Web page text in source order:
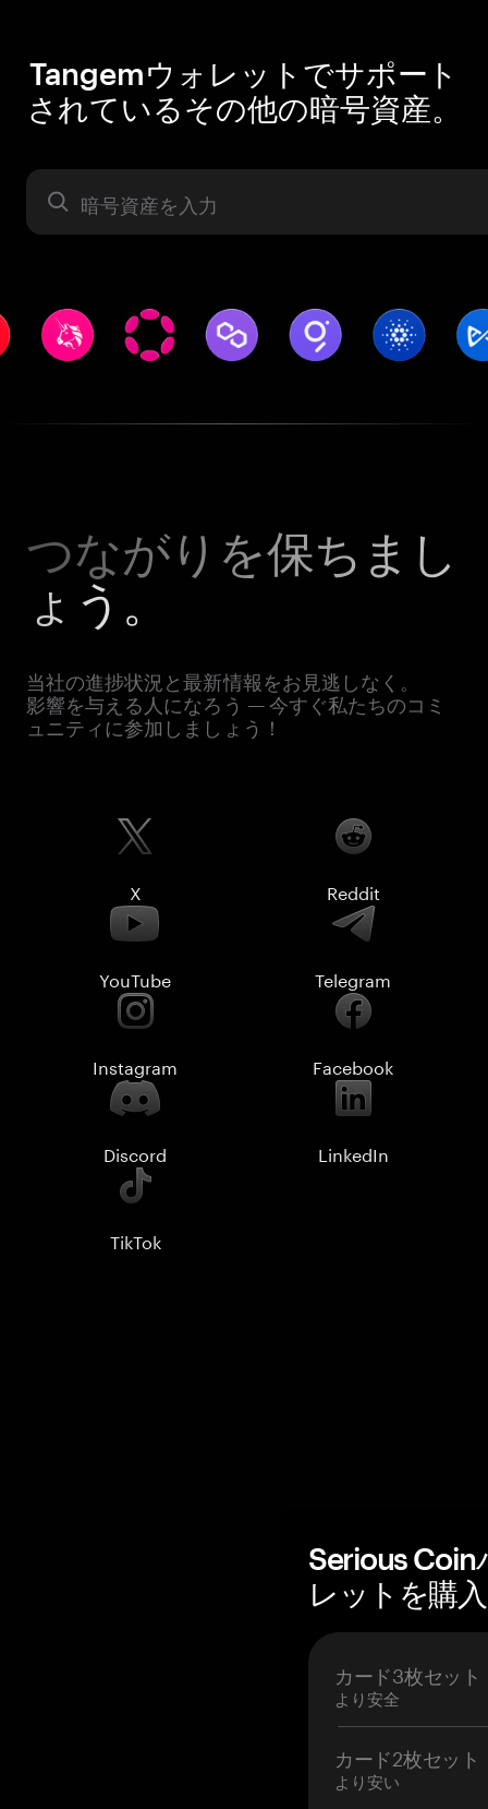
Tangemウォレットでサポート
されているその他の暗号資産。
暗号資産
つながりを保ちまし
ょう。
当社の進捗状況と最新情報をお見逃しなく。
影響を与える人になろう — 今すぐ私たちのコミ
ュニティに参加しましょう！
X Reddit
YouTube Telegram
Instagram Facebook
Discord LinkedIn
TikTok
Serious
レットを購
カード3枚セット
より安全
カード2枚セット
より安い